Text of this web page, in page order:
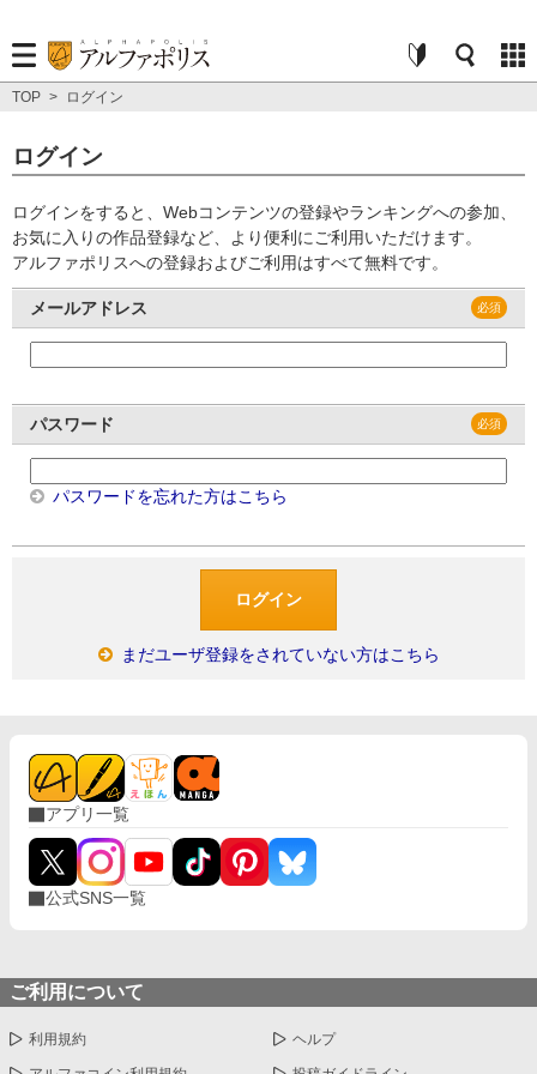
TOP > ログイン
ログイン
ログインをすると、Webコンテンツの登録やランキングへの参加、
お気に入りの作品登録など、より便利にご利用いただけます。
アルファポリスへの登録およびご利用はすべて無料です。
メールアドレス
パスワード
パスワードを忘れた方はこちら
まだユーザ登録をされていない方はこちら
アプリ一覧
公式SNS一覧
ご利用について
利用規約 ヘルプ